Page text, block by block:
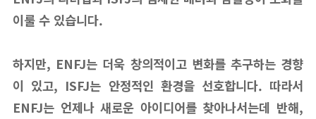
이룰 수 있습니다.
하지만, ENFJ는 더욱 창의적이고 변화를 추구하는 경향
이 있고, ISFJ는 안정적인 환경을 선호합니다. 따라서
ENFJ는 언제나 새로운 아이디어를 찾아나서는데 반해,